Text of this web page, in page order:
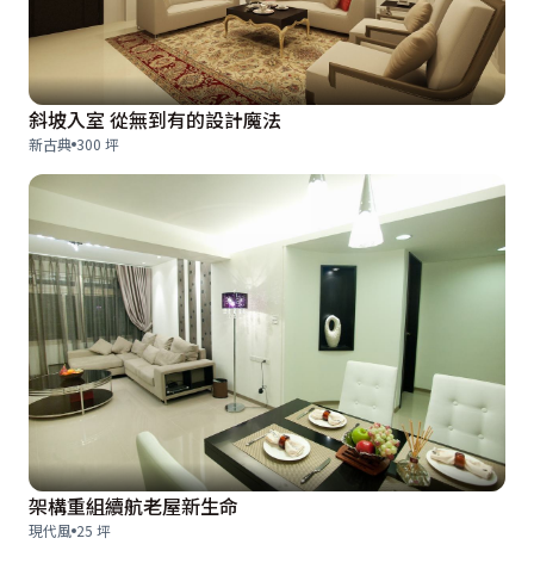
斜坡入室 從無到有的設計魔法
新古典 300 坪
架構重組續航老屋新生命
現代風 25 坪